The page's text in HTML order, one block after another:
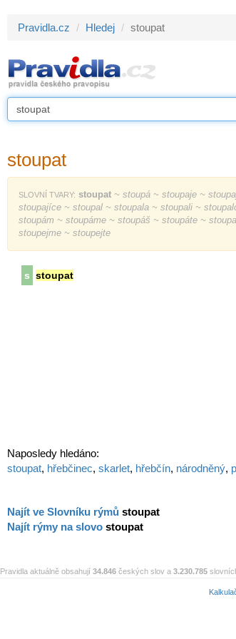
Pravidla.cz Hledej stoupat
stoupat
SLOVNÍ TVARY: stoupat ~ stoupá ~ stoupaje ~
stoupajíce ~ stoupal ~ stoupala ~ stoupali ~
stoupám ~ stoupáme ~ stoupáš ~ stoupáte ~
stoupejme ~ stoupejte
s stoupat
Naposledy hledáno:
stoupat, hřebčinec, skarlet, hřebčín, národněný,
Najít ve Slovníku rýmů stoupat
Najít rýmy na slovo stoupat
Pravidla aktuálně obsahují 34.846 českých slov a 3.230.785